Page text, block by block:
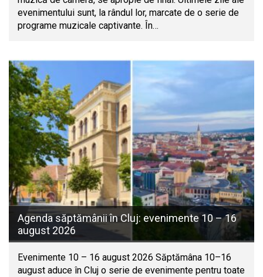
evenimentului sunt, la rândul lor, marcate de o serie de
programe muzicale captivante. În…
Agenda săptămânii în Cluj: evenimente 10 – 16
august 2026
Evenimente 10 – 16 august 2026 Săptămâna 10–16
august aduce în Cluj o serie de evenimente pentru toate